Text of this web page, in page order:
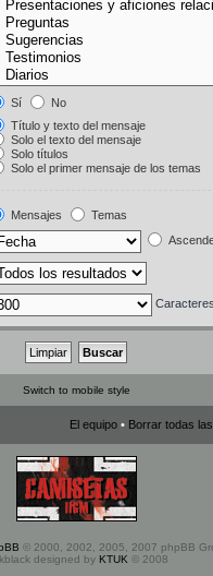
Sí
No
Título y texto del mensaje
Solo el texto del mensaje
Solo títulos
Solo el primer mensaje de los temas
Mensajes
Temas
Switch to mobile style
El equipo • Borrar todas
© 2000, 2002, 2005, 2007 phpBB
designed by KTUK © 2008